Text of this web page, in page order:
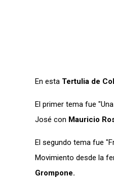
En esta Tertulia de
El primer tema fue
José con Mauricio
El segundo tema fue
Movimiento desde la
Grompone.